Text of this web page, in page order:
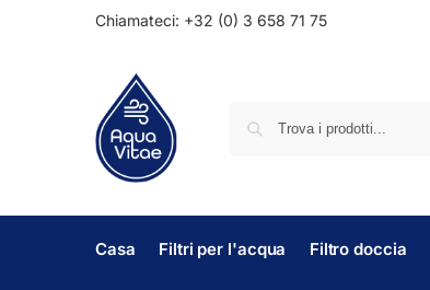
Chiamateci: +32 (0) 3 658 71 75
Casa Filtri per l'acqua Filtro doccia